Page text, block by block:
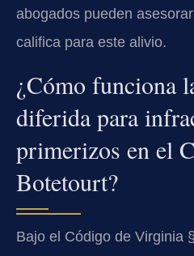
abogados pueden
califica para este alivio.
¿Cómo funciona
diferida para
primerizos en el
Botetourt?
Bajo el Código de Virginia